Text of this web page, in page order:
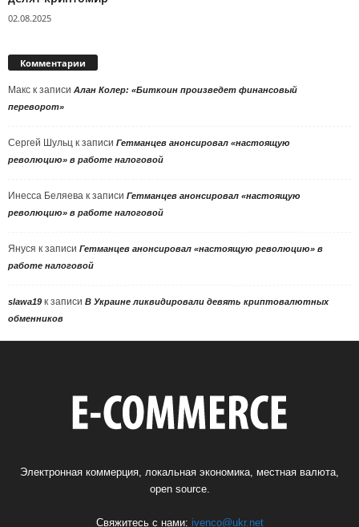
02.08.2025
Комментарии
Макс к записи Алан Колер: «Биткоин произведет финансовый
переворот»
Сергей Шульц к записи Гетманцев анонсировал «настоящую
революцию» в работе налоговой
Инесса Беляева к записи Гетманцев анонсировал «настоящую
революцию» в работе налоговой
Януся к записи Гетманцев анонсировал «настоящую революцию» в
работе налоговой
slawa19 к записи В Украине ликвидировали девять криптовалютных
обменников
Электронная коммерция, локальная экономика, местная валюта,
open source.
Свяжитесь с нами: ivenco@ukr.net